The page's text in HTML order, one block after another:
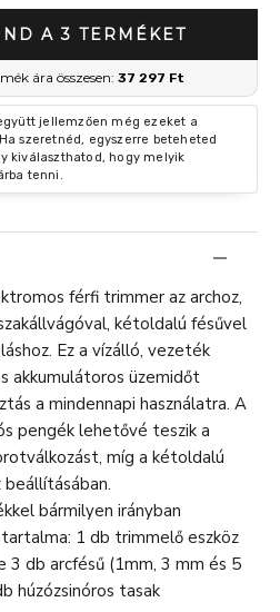
A 3 TERMÉKET
ára összesen: 37 297 Ft
jellemzően még ezeket a
szeretnéd, egyszerre beteheted
kiválaszthatod, hogy melyik
tenni.
férfi trimmer az archoz,
kétoldalú fésűvel
Ez a vízálló, vezeték
akkumulátoros üzemidőt
a mindennapi használatra. A
pengék lehetővé teszik a
míg a kétoldalú
bármilyen irányban
1 db trimmelő eszköz
3 db arcfésű (1mm, 3 mm és 5
húzózsinóros tasak